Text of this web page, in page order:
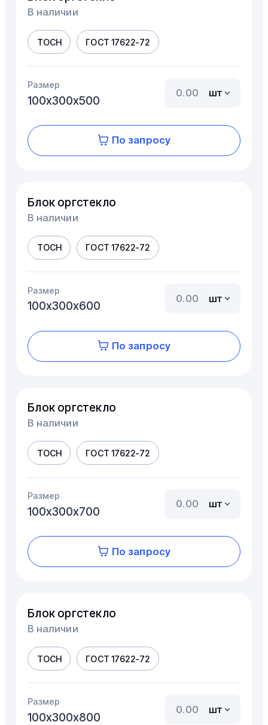
В наличии
ТОСН ГОСТ 17622-72
Размер
100х300х500
шт
По запросу
Блок оргстекло
В наличии
ТОСН ГОСТ 17622-72
Размер
100х300х600
шт
По запросу
Блок оргстекло
В наличии
ТОСН ГОСТ 17622-72
Размер
100х300х700
шт
По запросу
Блок оргстекло
В наличии
ТОСН ГОСТ 17622-72
Размер
100х300х800
шт